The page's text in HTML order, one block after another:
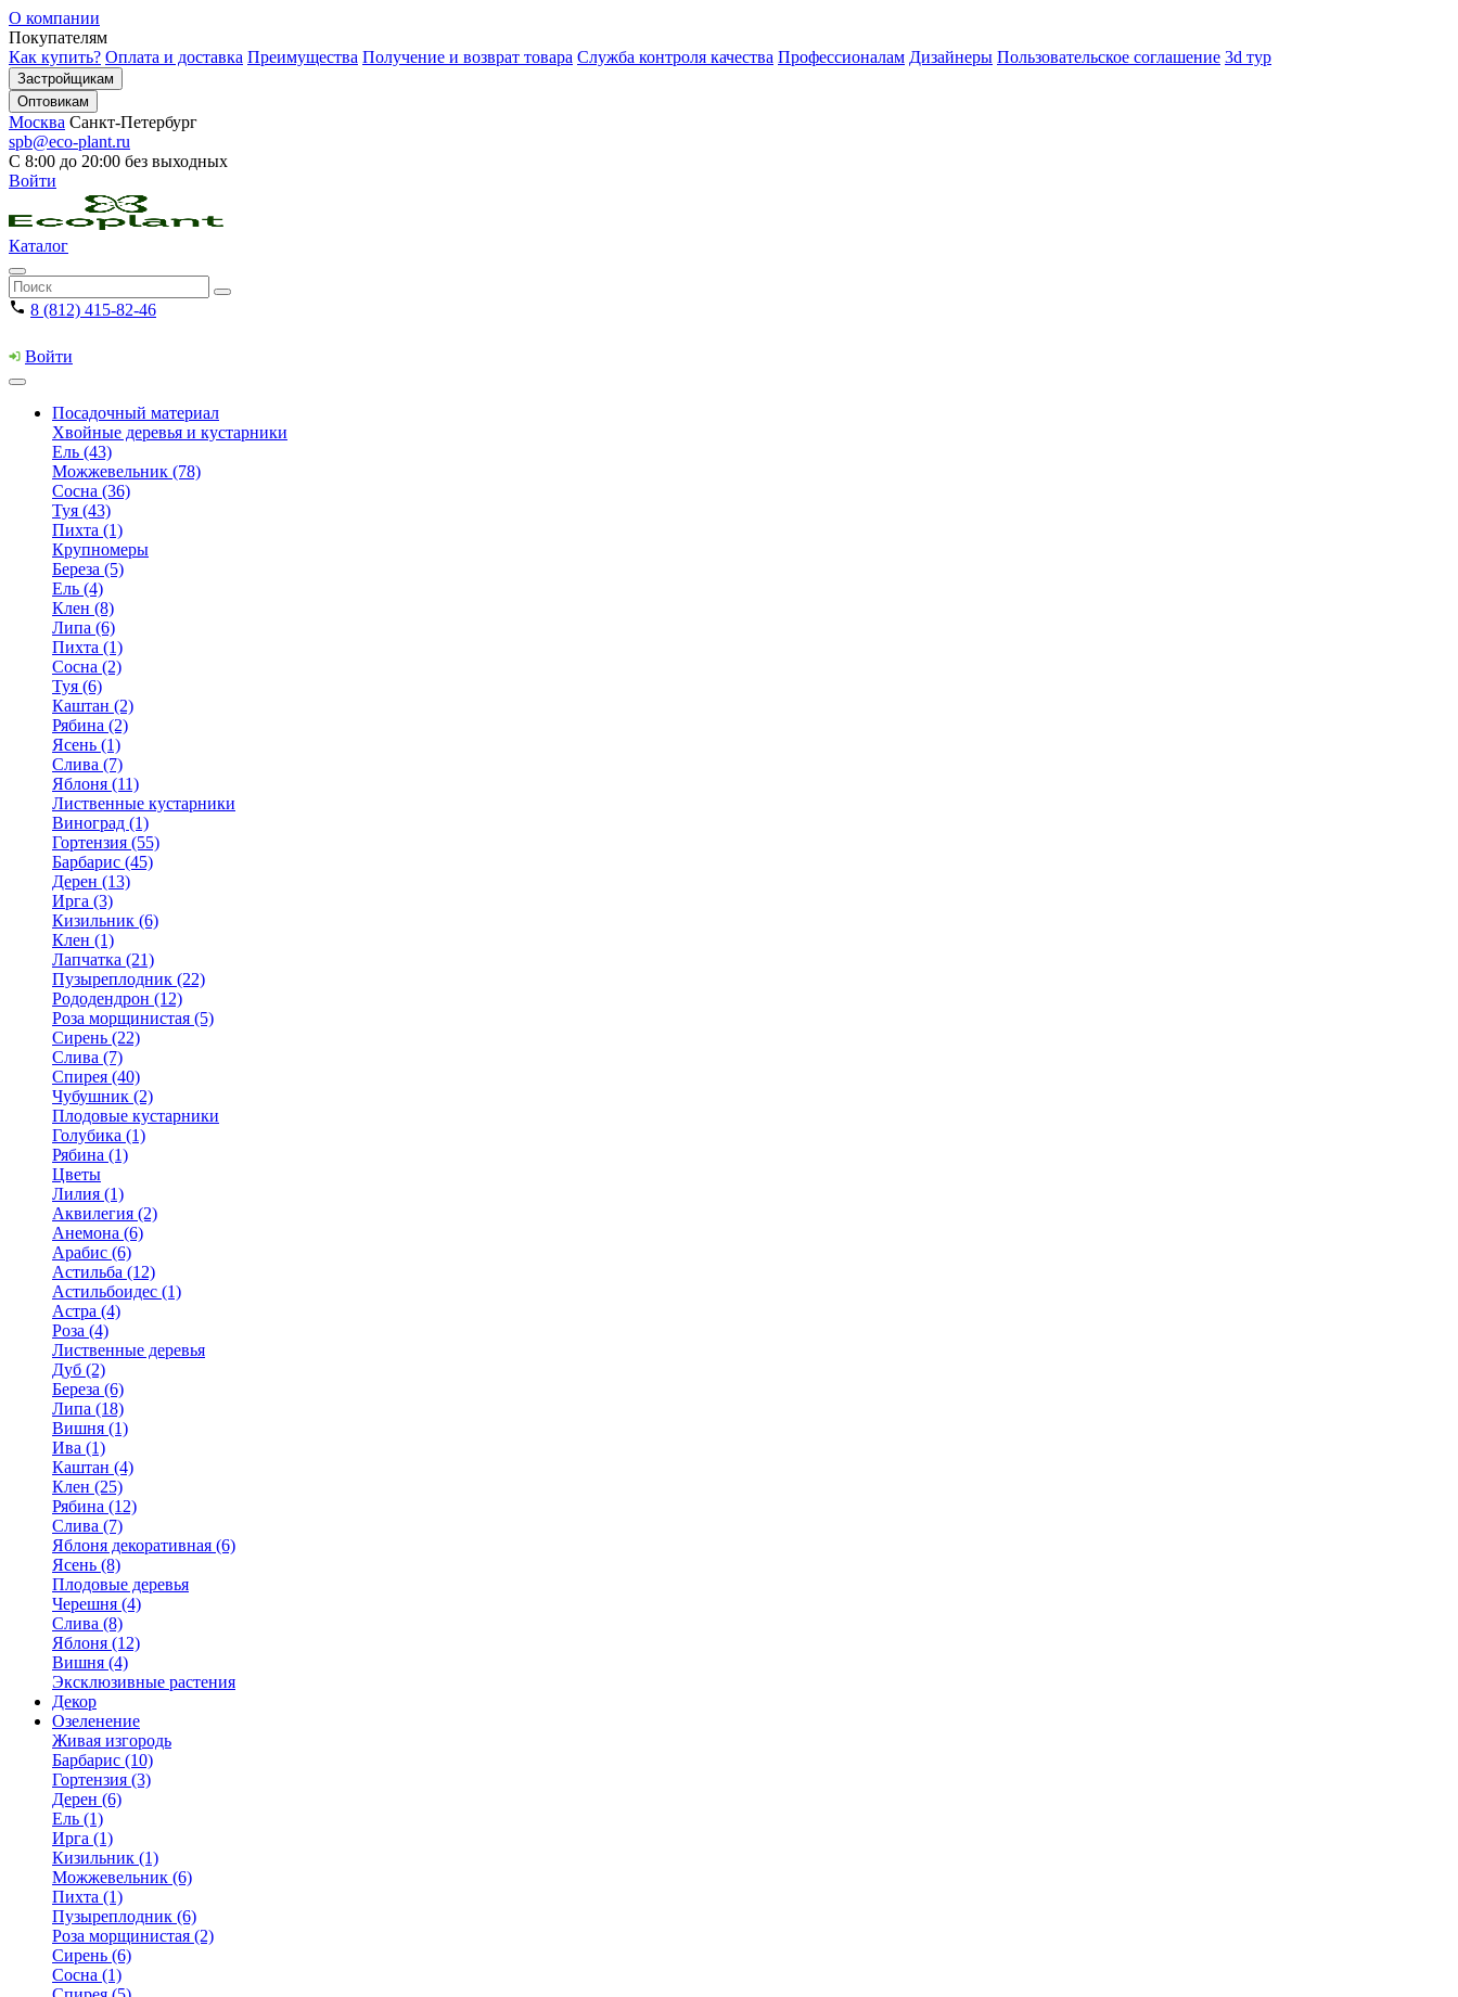
О компании
Покупателям
Как купить? Оплата и доставка Преимущества Получение и возврат товара Служба контроля качества Профессионалам Дизайнеры Пользовательское соглашение 3d тур
Застройщикам
Оптовикам
Москва Санкт-Петербург
spb@eco-plant.ru
С 8:00 до 20:00 без выходных
Войти
Каталог
8 (812) 415-82-46
Войти
Посадочный материал
Хвойные деревья и кустарники
Ель (43)
Можжевельник (78)
Сосна (36)
Туя (43)
Пихта (1)
Крупномеры
Береза (5)
Ель (4)
Клен (8)
Липа (6)
Пихта (1)
Сосна (2)
Туя (6)
Каштан (2)
Рябина (2)
Ясень (1)
Слива (7)
Яблоня (11)
Лиственные кустарники
Виноград (1)
Гортензия (55)
Барбарис (45)
Дерен (13)
Ирга (3)
Кизильник (6)
Клен (1)
Лапчатка (21)
Пузыреплодник (22)
Рододендрон (12)
Роза морщинистая (5)
Сирень (22)
Слива (7)
Спирея (40)
Чубушник (2)
Плодовые кустарники
Голубика (1)
Рябина (1)
Цветы
Лилия (1)
Аквилегия (2)
Анемона (6)
Арабис (6)
Астильба (12)
Астильбоидес (1)
Астра (4)
Роза (4)
Лиственные деревья
Дуб (2)
Береза (6)
Липа (18)
Вишня (1)
Ива (1)
Каштан (4)
Клен (25)
Рябина (12)
Слива (7)
Яблоня декоративная (6)
Ясень (8)
Плодовые деревья
Черешня (4)
Слива (8)
Яблоня (12)
Вишня (4)
Эксклюзивные растения
Декор
Озеленение
Живая изгородь
Барбарис (10)
Гортензия (3)
Дерен (6)
Ель (1)
Ирга (1)
Кизильник (1)
Можжевельник (6)
Пихта (1)
Пузыреплодник (6)
Роза морщинистая (2)
Сирень (6)
Сосна (1)